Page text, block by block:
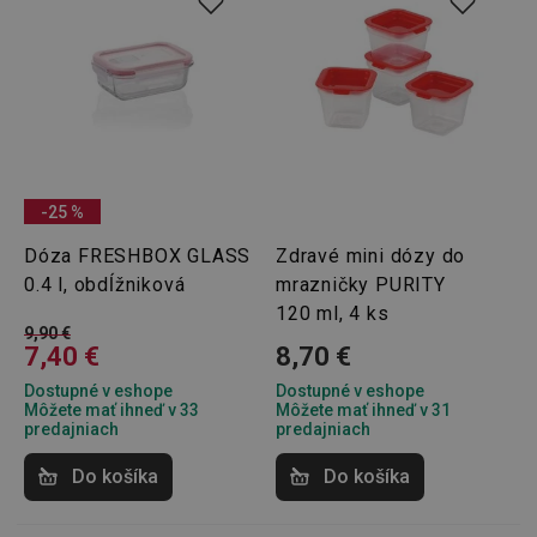
-25 %
Dóza FRESHBOX GLASS
0.4 l, obdĺžniková
9,90 €
7,40 €
Dostupné v eshope
Môžete mať ihneď v 33
predajniach
Do košíka
Zdravé mini dózy do
mrazničky PURITY
120 ml, 4 ks
8,70 €
Dostupné v eshope
Môžete mať ihneď v 31
predajniach
Do košíka